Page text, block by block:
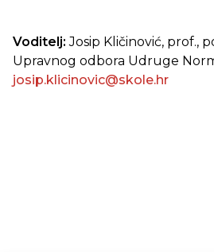
Voditelj:Josip Kličinović, prof.,
Upravnog odbora Udruge
josip.klicinovic@skole.hr